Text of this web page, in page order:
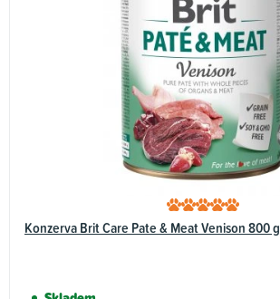
Konzerva Brit Care Pate & Meat Venison 800 g